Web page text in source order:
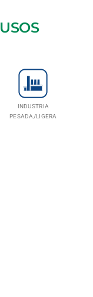
USOS
INDUSTRIA
PESADA/LIGERA